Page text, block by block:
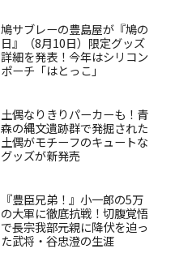
鳩サブレーの豊島屋が『鳩の
日』（8月10日）限定グッズ
詳細を発表！今年はシリコン
ポーチ「はとっこ」
土偶なりきりパーカーも！青
森の縄文遺跡群で発掘された
土偶がモチーフのキュートな
グッズが新発売
『豊臣兄弟！』小一郎の5万
の大軍に徹底抗戦！切腹覚悟
で長宗我部元親に降伏を迫っ
た武将・谷忠澄の生涯